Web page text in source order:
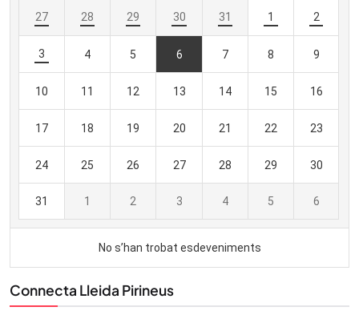
Connecta Lleida Pirineus